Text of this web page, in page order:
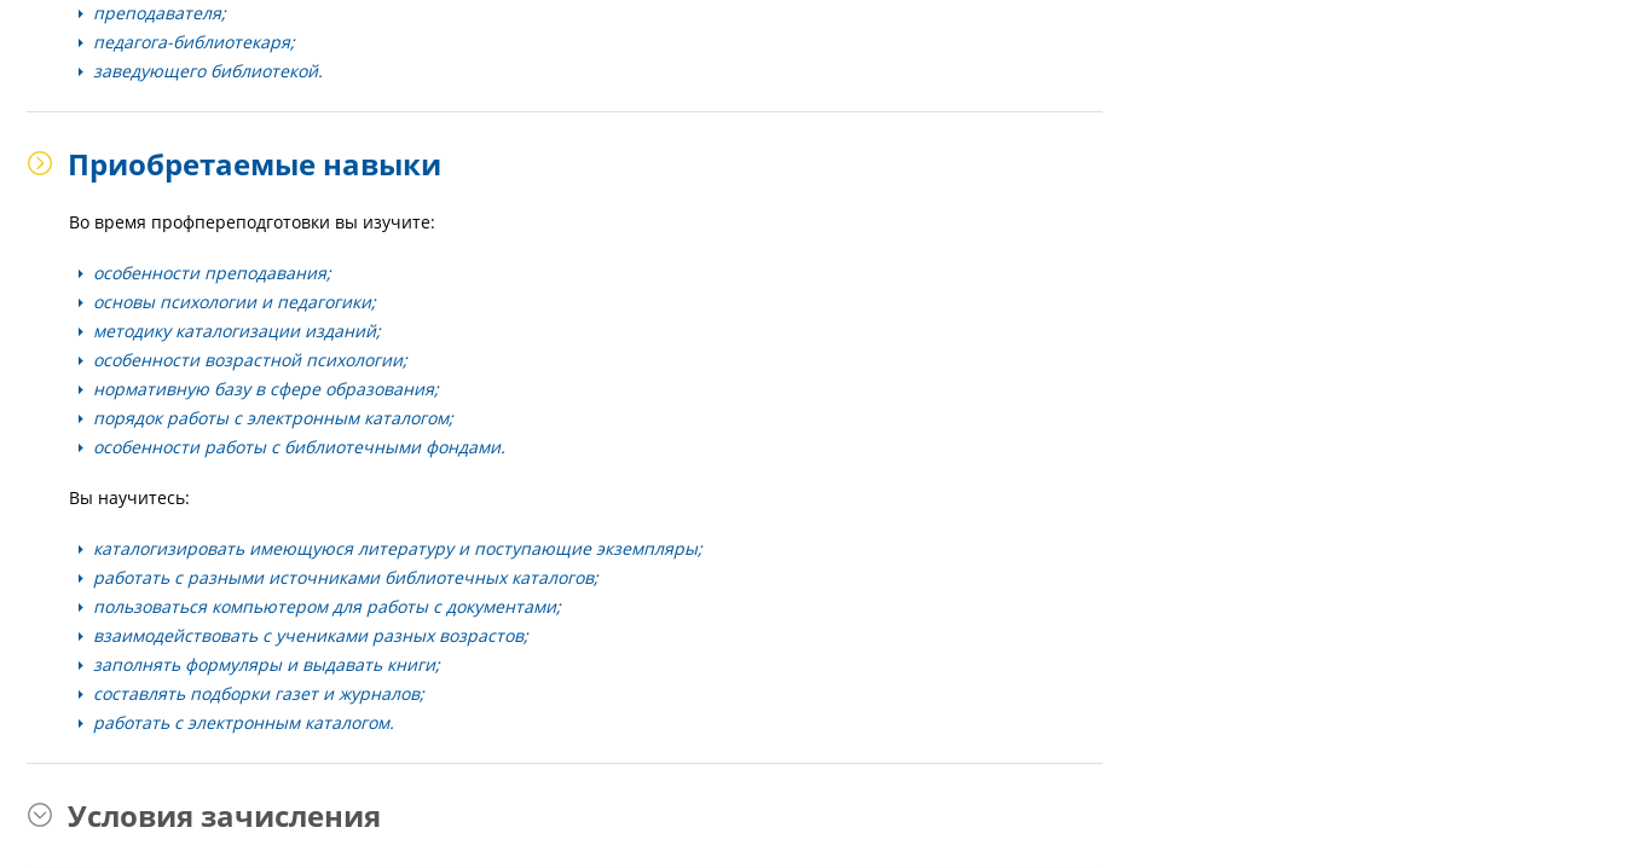
преподавателя;
педагога-библиотекаря;
заведующего библиотекой.
Приобретаемые навыки
Во время профпереподготовки вы изучите:
особенности преподавания;
основы психологии и педагогики;
методику каталогизации изданий;
особенности возрастной психологии;
нормативную базу в сфере образования;
порядок работы с электронным каталогом;
особенности работы с библиотечными фондами.
Вы научитесь:
каталогизировать имеющуюся литературу и поступающие экземпляры;
работать с разными источниками библиотечных каталогов;
пользоваться компьютером для работы с документами;
взаимодействовать с учениками разных возрастов;
заполнять формуляры и выдавать книги;
составлять подборки газет и журналов;
работать с электронным каталогом.
Условия зачисления